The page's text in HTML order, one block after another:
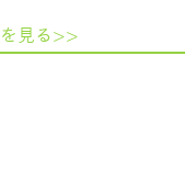
見る>>